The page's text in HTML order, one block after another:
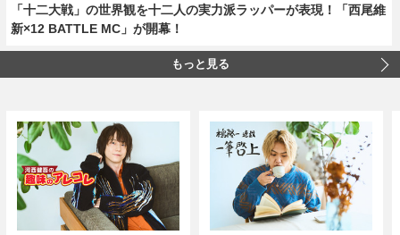
「十二大戦」の世界観を十二人の実力派ラッパーが表現！「西尾維
新×12 BATTLE MC」が開幕！
もっと見る